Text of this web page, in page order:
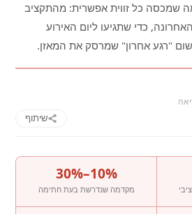
שמכסה כל זווית אפשרית: מהתקציב
כדי שתגיעו ליום האירוע
שום "רגע אחרון" שמרסק את המאזן.
שיתוף
10%–30%
מקדמה שנדרשת בעת חתימה